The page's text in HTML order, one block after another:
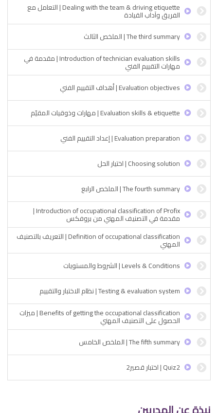
Dealing with the team & driving etiquette | التعامل مع
الفريق وآداب القيادة
The third summary | الملخص الثالث
Introduction of technician evaluation skills | مقدمة في
مهارات التقييم الفني
Evaluation objectives | أهداف التقييم الفني
Evaluation skills & etiquette | مهارات وذوقيات المقيّم
Evaluation preparation | إعداد التقييم الفني
Choosing solution | اختيار الحل
The fourth summary | الملخص الرابع
Introduction of occupational classification of Profix |
مقدمة في التصنيف المهني من بروفكس
Definition of occupational classification | التعريف بالتصنيف
المهني
Levels & Conditions | الشروط والمستويات
Testing & evaluation system | نظام الاختبار والتقييم
Benefits of getting the occupational classification | ميزات
الحصول على التصنيف المهني
The fifth summary | الملخص الخامس
Quiz2 | اختبار قصير2